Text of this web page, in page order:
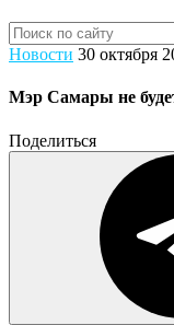
Новости 30 октября
Мэр Самары не
Поделиться